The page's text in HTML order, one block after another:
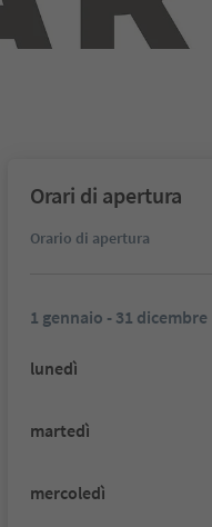
Orari di apertura
Orario di apertura
1 gennaio - 31 dicembre
lunedì
martedì
mercoledì